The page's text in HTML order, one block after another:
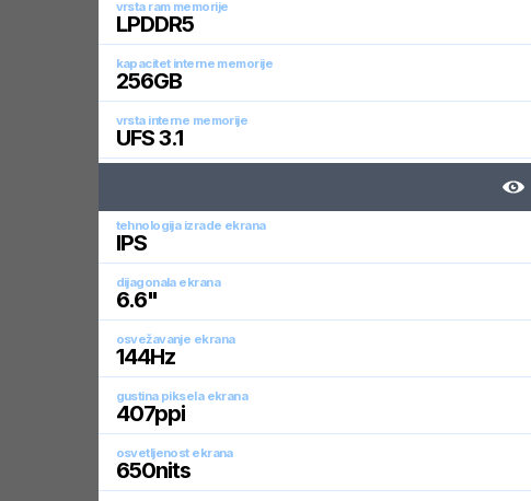
vrsta ram memorije
LPDDR5
kapacitet interne memorije
256GB
vrsta interne memorije
UFS 3.1
tehnologija izrade ekrana
IPS
dijagonala ekrana
6.6"
osvežavanje ekrana
144Hz
gustina piksela ekrana
407ppi
osvetljenost ekrana
650nits